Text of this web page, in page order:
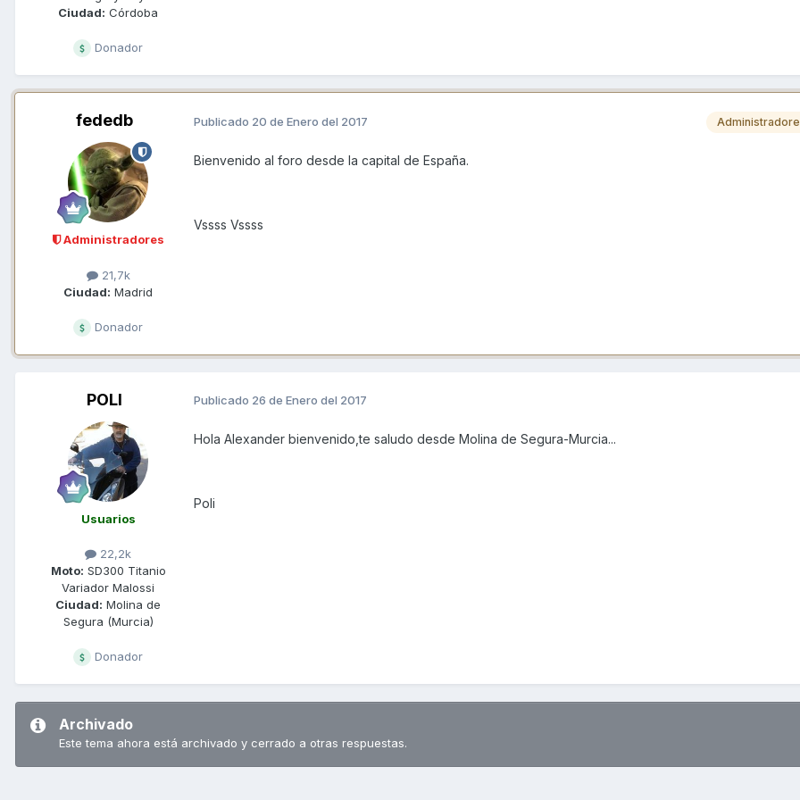
Ciudad: Córdoba
Donador
fededb
Administradores
21,7k
Ciudad: Madrid
Donador
Publicado 20 de Enero del 2017
Bienvenido al foro desde la capital de España.
Vssss Vssss
POLI
Usuarios
22,2k
Moto: SD300 Titanio
Variador Malossi
Ciudad: Molina de
Segura (Murcia)
Donador
Publicado 26 de Enero del 2017
Hola Alexander bienvenido,te saludo desde Molina de Segura-Murcia...
Poli
Archivado
Este tema ahora está archivado y cerrado a otras respuestas.